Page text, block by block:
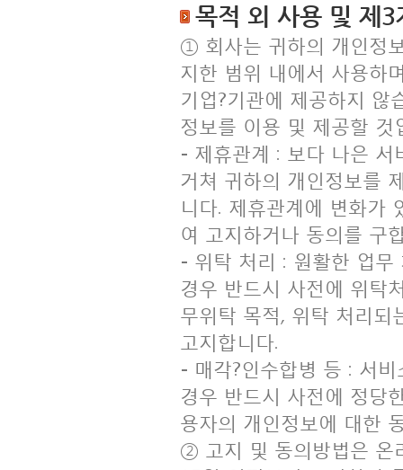
목적 외 사용 및 제
① 회사는 귀하의 개인정
지한 범위 내에서 사용하
기업?기관에 제공하지 않
정보를 이용 및 제공할 것
- 제휴관계 : 보다 나은
거쳐 귀하의 개인정보를
니다. 제휴관계에 변화가
여 고지하거나 동의를 구
- 위탁 처리 : 원활한 업
경우 반드시 사전에 위탁
무위탁 목적, 위탁 처리되
고지합니다.
- 매각?인수합병 등 : 서
경우 반드시 사전에 정당
용자의 개인정보에 대한
② 고지 및 동의방법은 온